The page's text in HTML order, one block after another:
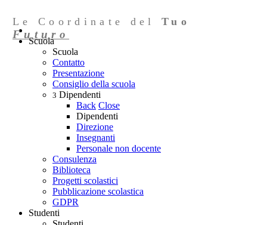
Le Coordinate delTuo
Futuro
Scuola
Scuola
Contatto
Presentazione
Consiglio della scuola
3 Dipendenti
Back Close
Dipendenti
Direzione
Insegnanti
Personale non docente
Consulenza
Biblioteca
Progetti scolastici
Pubblicazione scolastica
GDPR
Studenti